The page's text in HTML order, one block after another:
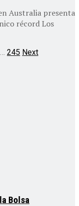
Australia presenta
récord Los
… 245 Next
Bolsa